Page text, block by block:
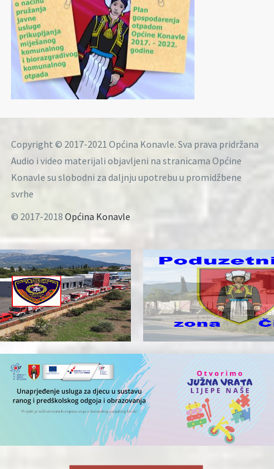
Copyright © 2017-2021 Općina Konavle. Sva prava pridržana
Audio i video materijali objavljeni na stranicama Općine
Konavle su slobodni za daljnju upotrebu u promidžbene
svrhe
© 2017-2018 Općina Konavle